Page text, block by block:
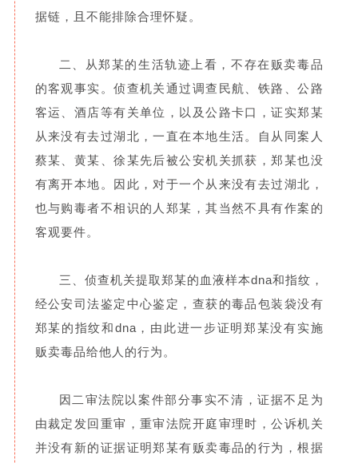
据链，且不能排除合理怀疑。
二、从郑某的生活轨迹上看，不存在贩卖毒品
的客观事实。侦查机关通过调查民航、铁路、公路
客运、酒店等有关单位，以及公路卡口，证实郑某
从来没有去过湖北，一直在本地生活。自从同案人
蔡某、黄某、徐某先后被公安机关抓获，郑某也没
有离开本地。因此，对于一个从来没有去过湖北，
也与购毒者不相识的人郑某，其当然不具有作案的
客观要件。
三、侦查机关提取郑某的血液样本dna和指纹，
经公安司法鉴定中心鉴定，查获的毒品包装袋没有
郑某的指纹和dna，由此进一步证明郑某没有实施
贩卖毒品给他人的行为。
因二审法院以案件部分事实不清，证据不足为
由裁定发回重审，重审法院开庭审理时，公诉机关
并没有新的证据证明郑某有贩卖毒品的行为，根据